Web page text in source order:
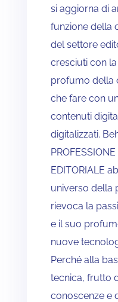
si aggiorna di
funzione della
del settore
cresciuti con
profumo della
che fare con
contenuti
digitalizzati.
EDITORIALE
universo della
rievoca la
e il suo
nuove
Perché alla
tecnica, frutto
conoscenze e